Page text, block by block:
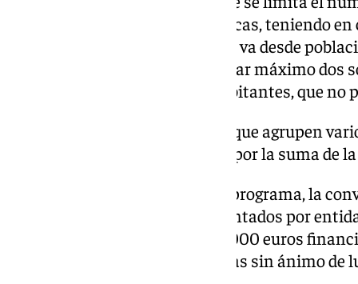
por parte de las entidades públicas, teniendo
Así, establece una horquilla que va desde
habitantes, que podrán presentar máximo dos
poblacional, de más 50.000 habitantes, que no
En el caso de entidades locales que agrupen
poblacional estará constituido por la suma de
De los 18 millones de euros del programa, la
la ejecución de proyectos presentados por
mientras que algo más de 800.000 euros
presenten las entidades privadas sin ánimo de